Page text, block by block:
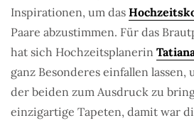
Inspirationen, um das
Paare abzustimmen. Für das
hat sich Hochzeitsplanerin
ganz Besonderes einfallen
der beiden zum Ausdruck zu
einzigartige Tapeten, damit war